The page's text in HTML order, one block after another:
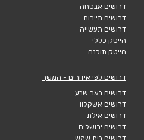
דרושים אבטחה
דרושים תיירות
דרושים תעשייה
הייטק כללי
הייטק תוכנה
דרושים לפי איזורים - המשך
דרושים באר שבע
דרושים אשקלון
דרושים אילת
דרושים ירושלים
דרושים בית שמש